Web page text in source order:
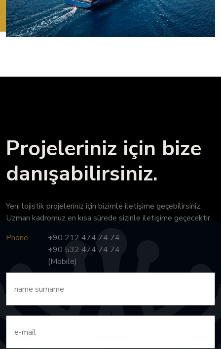
Projeleriniz için bize
danışabilirsiniz.
Yeni lojistik projeleriniz için bizimle iletişime geçebilirsiniz.
Uzman kadromuz en kısa sürede sizinle iletişime geçecektir.
Phone
+90 212 474 74 74
+90 532 474 74 74
(Mobile)